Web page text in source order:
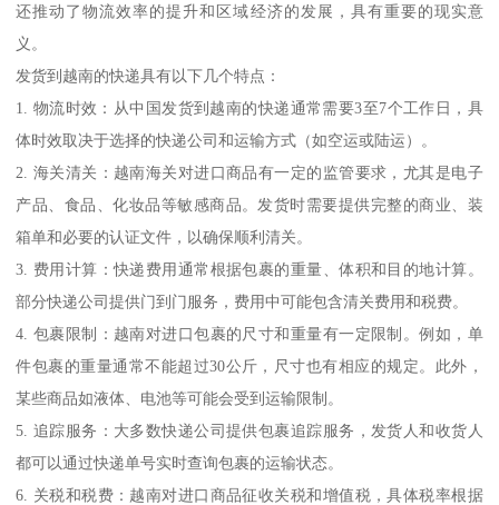
还推动了物流效率的提升和区域经济的发展，具有重要的现实意
义。
发货到越南的快递具有以下几个特点：
1. 物流时效：从中国发货到越南的快递通常需要3至7个工作日，具
体时效取决于选择的快递公司和运输方式（如空运或陆运）。
2. 海关清关：越南海关对进口商品有一定的监管要求，尤其是电子
产品、食品、化妆品等敏感商品。发货时需要提供完整的商业、装
箱单和必要的认证文件，以确保顺利清关。
3. 费用计算：快递费用通常根据包裹的重量、体积和目的地计算。
部分快递公司提供门到门服务，费用中可能包含清关费用和税费。
4. 包裹限制：越南对进口包裹的尺寸和重量有一定限制。例如，单
件包裹的重量通常不能超过30公斤，尺寸也有相应的规定。此外，
某些商品如液体、电池等可能会受到运输限制。
5. 追踪服务：大多数快递公司提供包裹追踪服务，发货人和收货人
都可以通过快递单号实时查询包裹的运输状态。
6. 关税和税费：越南对进口商品征收关税和增值税，具体税率根据